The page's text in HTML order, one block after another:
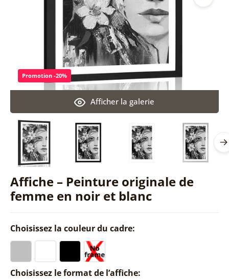
Affiche – Peinture originale de
femme en noir et blanc
Afficher la galerie
Promotion -20%
Choisissez la couleur du cadre:
Choisissez le format de l’affiche: